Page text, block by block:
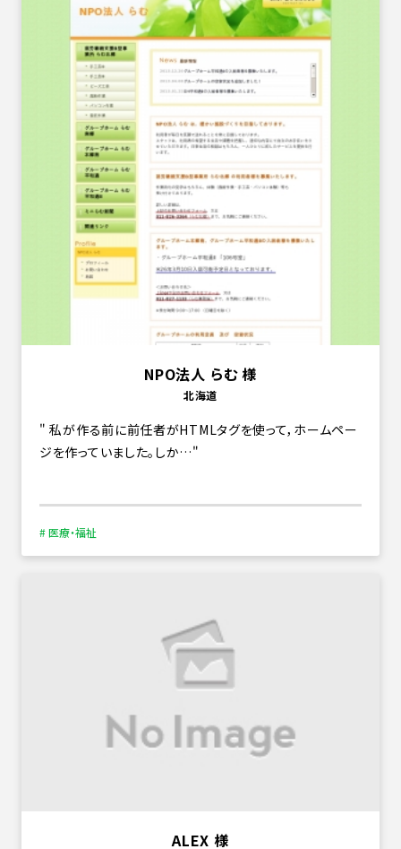
NPO法人 らむ 様
北海道
私が作る前に前任者がHTMLタグを使って，ホームペー
ジを作っていました。しか…
# 医療・福祉
ALEX 様